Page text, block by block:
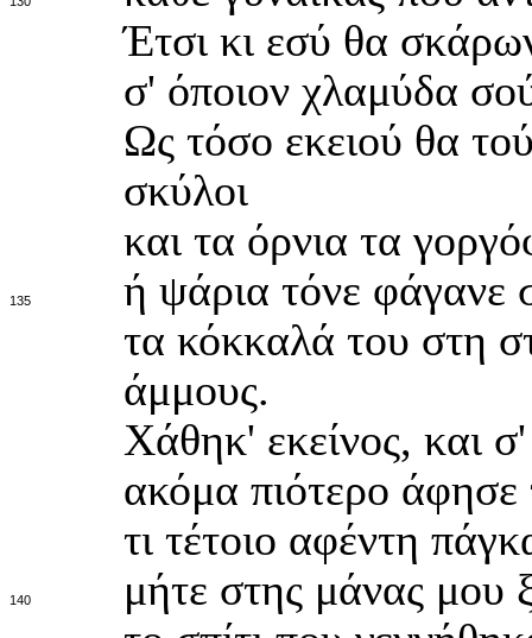
Έτσι κι εσύ θα
σ' όποιον χλαμύδα
Ως τόσο εκειού θα
σκύλοι
και τα όρνια τα
135
ή ψάρια τόνε φάγανε
τα κόκκαλά του στη
άμμους.
Χάθηκ' εκείνος, και
ακόμα πιότερο άφησε
τι τέτοιο αφέντη
140
μήτε στης μάνας μου